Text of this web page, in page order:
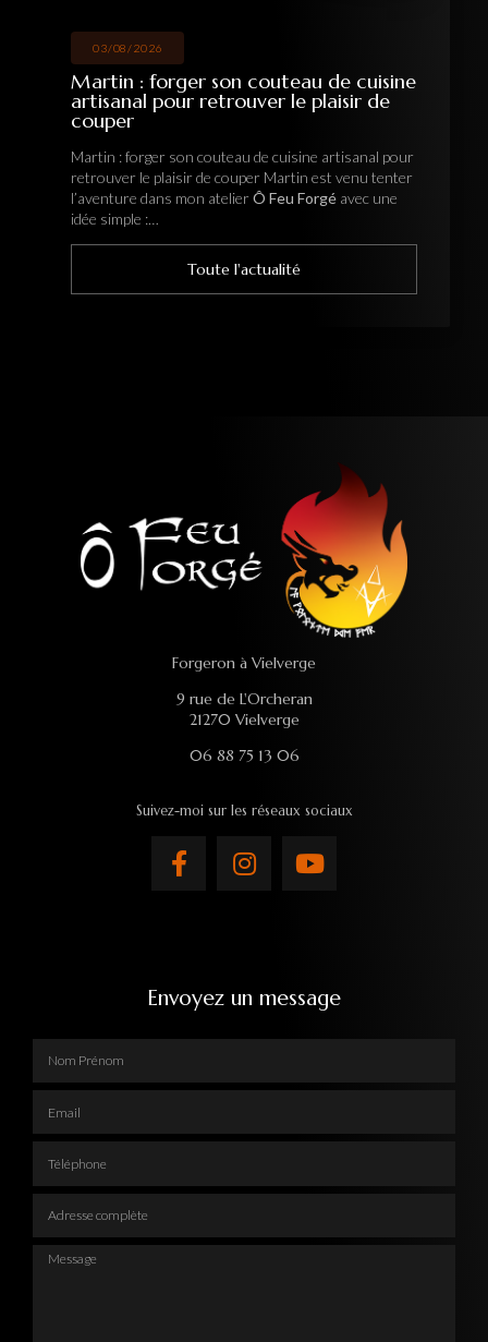
03/08/2026
Martin : forger son couteau de cuisine
artisanal pour retrouver le plaisir de
couper
Martin : forger son couteau de cuisine artisanal pour
retrouver le plaisir de couper Martin est venu tenter
l’aventure dans mon atelierÔ Feu Forgé avec une
idée simple :…
Toute l'actualité
Forgeron à Vielverge
9 rue de L'Orcheran
21270 Vielverge
06 88 75 13 06
Suivez-moi sur les réseaux sociaux
Envoyez un message
Message